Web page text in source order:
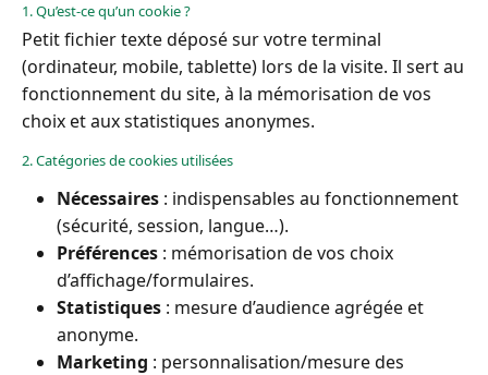
1. Qu’est-ce qu’un cookie ?
Petit fichier texte déposé sur votre terminal
(ordinateur, mobile, tablette) lors de la visite. Il sert au
fonctionnement du site, à la mémorisation de vos
choix et aux statistiques anonymes.
2. Catégories de cookies utilisées
Nécessaires : indispensables au fonctionnement
(sécurité, session, langue…).
Préférences : mémorisation de vos choix
d’affichage/formulaires.
Statistiques : mesure d’audience agrégée et
anonyme.
Marketing : personnalisation/mesure des